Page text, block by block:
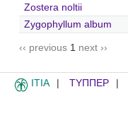
Zostera noltii
Zygophyllum album
‹‹ previous 1 next ››
ITIA ΤΥΠΠΕΡ